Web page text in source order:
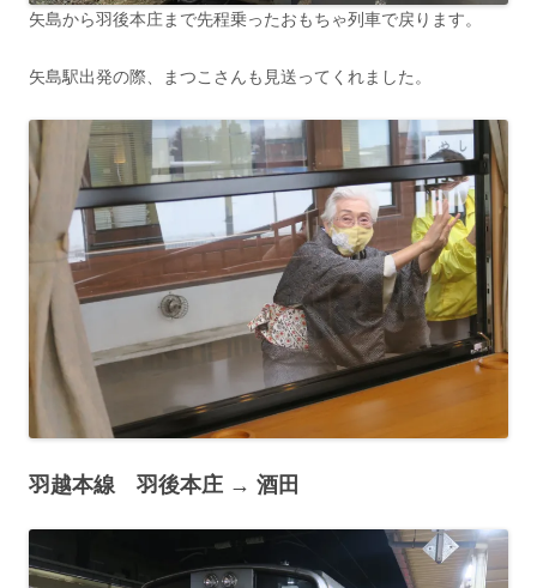
矢島から羽後本庄まで先程乗ったおもちゃ列車で戻ります。
矢島駅出発の際、まつこさんも見送ってくれました。
羽越本線 羽後本庄 → 酒田